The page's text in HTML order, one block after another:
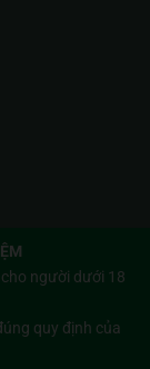
người dưới 18
quy định của